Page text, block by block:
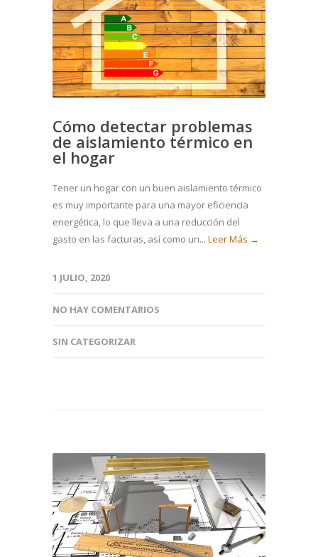
Cómo detectar problemas
de aislamiento térmico en
el hogar
Tener un hogar con un buen aislamiento térmico
es muy importante para una mayor eficiencia
energética, lo que lleva a una reducción del
gasto en las facturas, así como un... Leer Más →
1 JULIO, 2020
NO HAY COMENTARIOS
SIN CATEGORIZAR